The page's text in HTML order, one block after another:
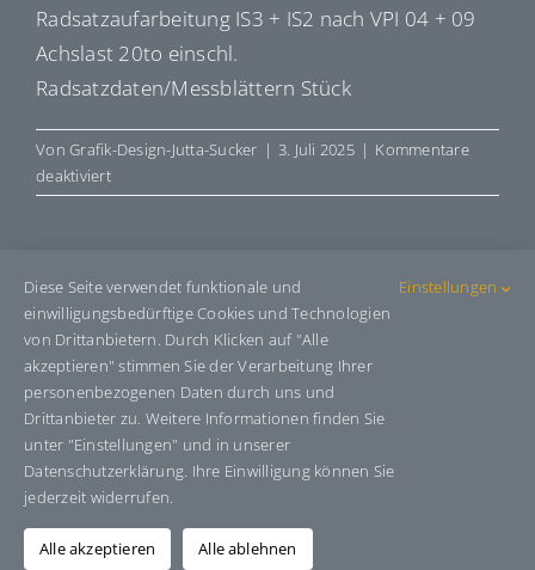
Radsatzaufarbeitung IS3 + IS2 nach VPI 04 + 09
Achslast 20to einschl.
Radsatzdaten/Messblättern Stück
VonGrafik-Design-Jutta-Sucker | 3. Juli 2025 | Kommentare
deaktiviertfür
R08088-
Share This Story, Choose Your
Platform!
Facebook
X BlueskyRedditLinkedInWhatsApp
E-
Mail
Über den Autor:Grafik-Design-Jutta-Sucker
Diese Seite verwendet funktionale und
einwilligungsbedürftige Cookies und Technologien
von Drittanbietern. Durch Klicken auf "Alle
akzeptieren" stimmen Sie der Verarbeitung Ihrer
personenbezogenen Daten durch uns und
Drittanbieter zu. Weitere Informationen finden Sie
unter "Einstellungen" und in unserer
Datenschutzerklärung. Ihre Einwilligung können Sie
jederzeit widerrufen.
Einstellungen
Alle akzeptieren Alle ablehnen